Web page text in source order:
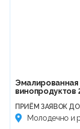
Эмалированная
ПРИЁМ ЗАЯВОК ДО
Молодечно и